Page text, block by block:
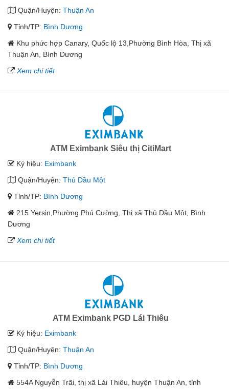
Quận/Huyện: Thuận An
Tỉnh/TP: Bình Dương
Khu phức hợp Canary, Quốc lộ 13,Phường Bình Hòa, Thị xã
Thuận An, Bình Dương
Xem chi tiết
ATM Eximbank Siêu thị CitiMart
Ký hiệu: Eximbank
Quận/Huyện: Thủ Dầu Một
Tỉnh/TP: Bình Dương
215 Yersin,Phường Phú Cường, Thị xã Thủ Dầu Một, Bình
Dương
Xem chi tiết
ATM Eximbank PGD Lái Thiêu
Ký hiệu: Eximbank
Quận/Huyện: Thuận An
Tỉnh/TP: Bình Dương
554A Nguyễn Trãi, thị xã Lái Thiêu, huyện Thuận An, tỉnh